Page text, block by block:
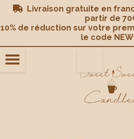
 Livraison gratuite en
partir de
10% de réduction sur votre
le code
Panneau de gestion des cookies